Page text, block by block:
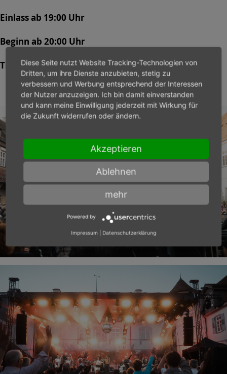
Einlass ab 19:00 Uhr
Beginn ab 20:00 Uhr
Tickets verfügbar: filseckopen.de
Diese Seite nutzt Website Tracking-Technologien von
Dritten, um ihre Dienste anzubieten, stetig zu
verbessern und Werbung entsprechend der Interessen
der Nutzer anzuzeigen. Ich bin damit einverstanden
und kann meine Einwilligung jederzeit mit Wirkung für
die Zukunft widerrufen oder ändern.
Akzeptieren
Ablehnen
mehr
Powered by
Impressum Datenschutzerklärung